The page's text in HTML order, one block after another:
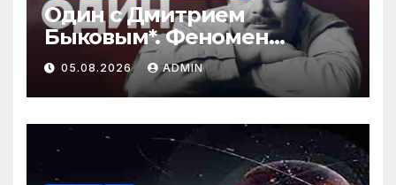
Один с Дмитрием
Быковым*. Феномен
Шекспира / 05.08.26
05.08.2026 ADMIN